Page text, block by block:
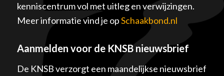
kenniscentrum vol met uitleg en verwijzingen.
Meer informatie vind je opSchaakbond.nl
Aanmelden voor de KNSB nieuwsbrief
De KNSB verzorgt een maandelijkse nieuwsbrief